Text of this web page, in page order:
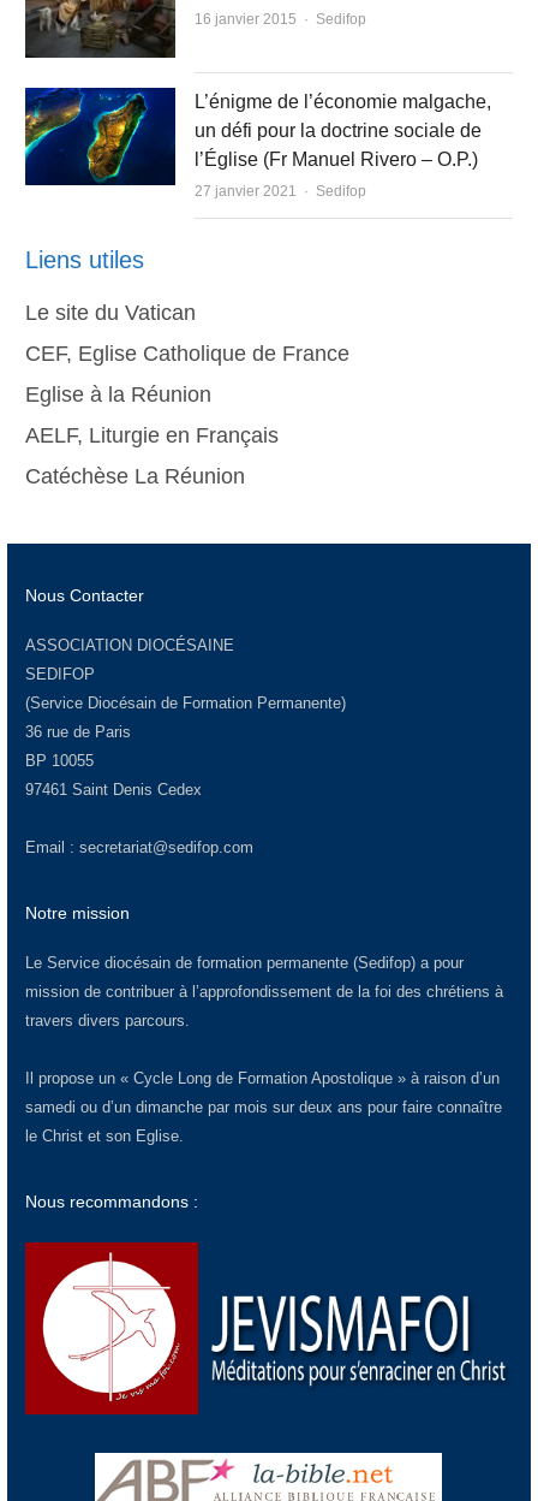
16 janvier 2015 Author
Sedifop
L’énigme de l’économie malgache,
un défi pour la doctrine sociale de
l’Église (Fr Manuel Rivero – O.P.)
27 janvier 2021 Author
Sedifop
Liens utiles
Le site du Vatican
CEF, Eglise Catholique de France
Eglise à la Réunion
AELF, Liturgie en Français
Catéchèse La Réunion
Nous Contacter
ASSOCIATION DIOCÉSAINE
SEDIFOP
(Service Diocésain de Formation Permanente)
36 rue de Paris
BP 10055
97461 Saint Denis Cedex
Email : secretariat@sedifop.com
Notre mission
Le Service diocésain de formation permanente (Sedifop) a pour
mission de contribuer à l’approfondissement de la foi des chrétiens à
travers divers parcours.
Il propose un « Cycle Long de Formation Apostolique » à raison d’un
samedi ou d’un dimanche par mois sur deux ans pour faire connaître
le Christ et son Eglise.
Nous recommandons :